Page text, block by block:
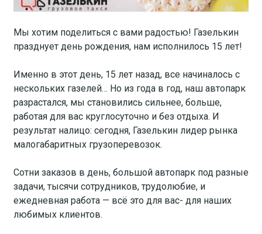
Мы хотим поделиться с вами радостью! Газелькин
празднует день рождения, нам исполнилось 15 лет!
Именно в этот день, 15 лет назад, все начиналось с
нескольких газелей… Но из года в год, наш автопарк
разрастался, мы становились сильнее, больше,
работая для вас круглосуточно и без отдыха. И
результат налицо: сегодня, Газелькин лидер рынка
малогабаритных грузоперевозок.
Сотни заказов в день, большой автопарк под разные
задачи, тысячи сотрудников, трудолюбие, и
ежедневная работа — всё это для вас- для наших
любимых клиентов.